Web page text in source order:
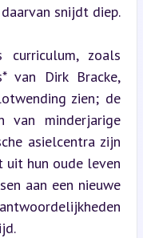
snijdt diep.
curriculum, zoals
van Dirk Bracke,
zien; de
van minderjarige
asielcentra zijn
uit hun oude leven
aan een nieuwe